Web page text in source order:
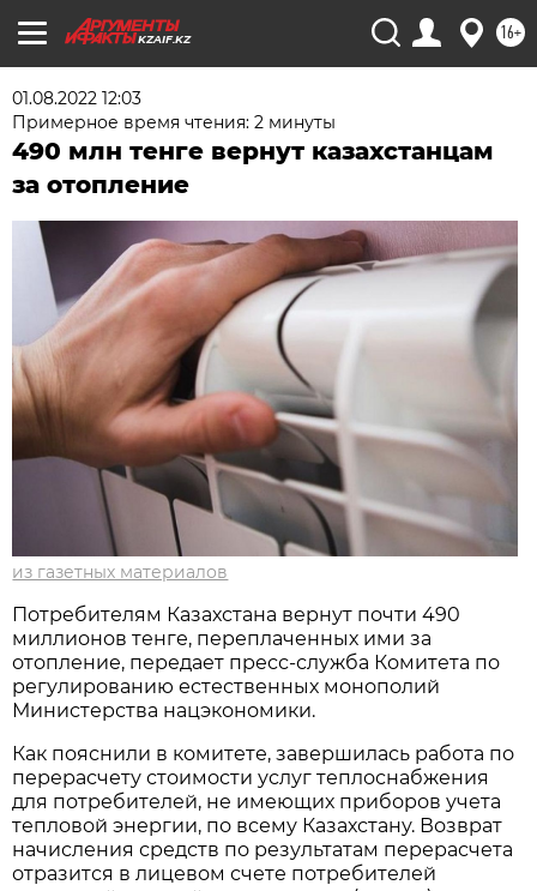
KZAIF.KZ 16+
01.08.2022 12:03
Примерное время чтения: 2 минуты
490 млн тенге вернут казахстанцам
за отопление
из газетных материалов
Потребителям Казахстана вернут почти 490
миллионов тенге, переплаченных ими за
отопление, передает пресс-служба Комитета по
регулированию естественных монополий
Министерства нацэкономики.
Как пояснили в комитете, завершилась работа по
перерасчету стоимости услуг теплоснабжения
для потребителей, не имеющих приборов учета
тепловой энергии, по всему Казахстану. Возврат
начисления средств по результатам перерасчета
отразится в лицевом счете потребителей